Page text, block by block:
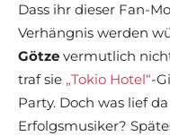
Dass ihr dieser Fan-
Verhängnis werden
Götze vermutlich
traf sie „Tokio Hotel“-
Party. Doch was lief
Erfolgsmusiker?